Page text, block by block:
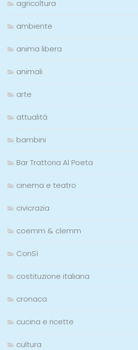
agricoltura
ambiente
anima libera
animali
arte
attualità
bambini
Bar Trattoria Al Poeta
cinema e teatro
civicrazia
coemm & clemm
ConSì
costituzione italiana
cronaca
cucina e ricette
cultura